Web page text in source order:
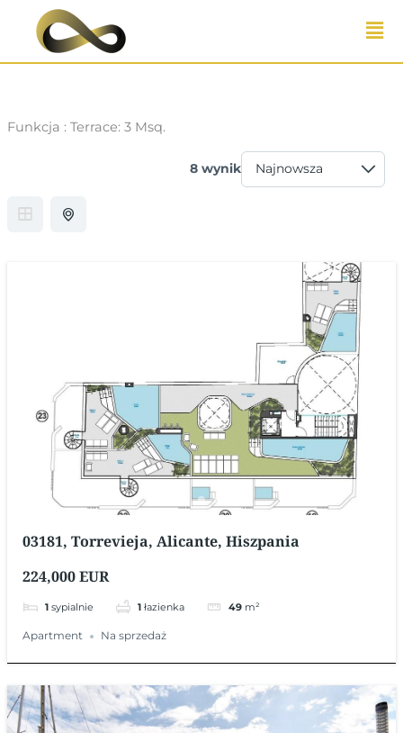
Przejdź
Funkcja : Terrace: 3 Msq.
8 wynik
03181, Torrevieja, Alicante, Hiszpania
224,000 EUR
1 sypialnie 1 łazienka 49 m²
Apartment Na sprzedaż